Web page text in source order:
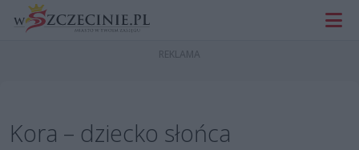
Kora – dziecko słońca